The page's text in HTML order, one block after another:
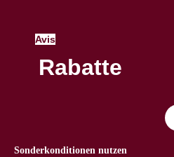
Avis
Rabatte
Sonderkonditionen nutzen